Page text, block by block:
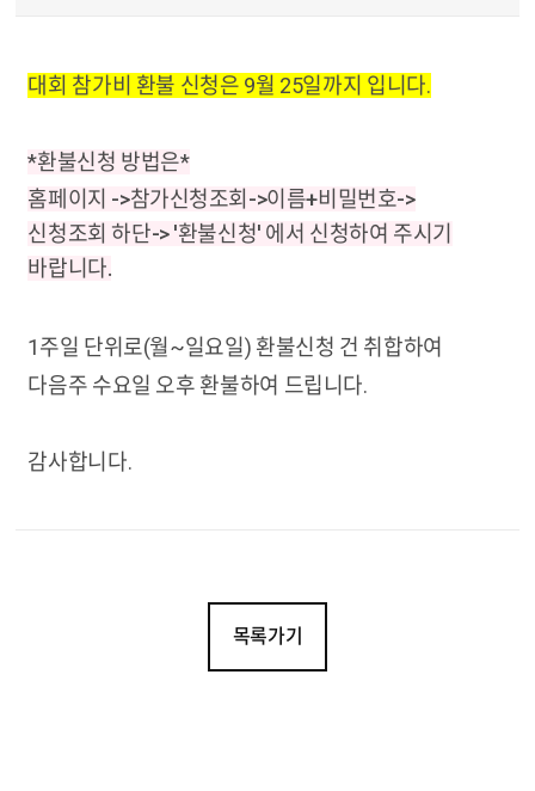
대회 참가비 환불 신청은 9월 25일까지 입니다.
*환불신청 방법은*
홈페이지 ->참가신청조회->이름+비밀번호->
신청조회 하단-> '환불신청' 에서 신청하여 주시기
바랍니다.
1주일 단위로(월~일요일) 환불신청 건 취합하여
다음주 수요일 오후 환불하여 드립니다.
감사합니다.
목록가기